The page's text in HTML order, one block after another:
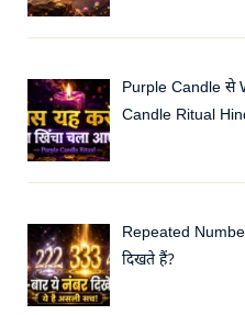
Purple Candle से
Candle Ritual
Repeated
दिखते हैं?